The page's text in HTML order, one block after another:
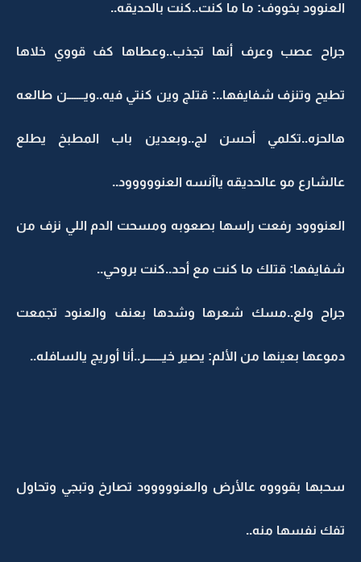
العنوود بخووف: ما ما كنت..كنت بالحديقه..
جراح عصب وعرف أنها تجذب..وعطاها كف قووي خلاها
تطيح وتنزف شفايفها..: قتلج وين كنتي فيه..ويـــــــن طالعه
هالحزه..تكلمي أحسن لج..وبعدين باب المطبخ يطلع
عالشارع مو عالحديقه ياآنسه العنووووود..
العنووود رفعت راسها بصعوبه ومسحت الدم اللي نزف من
شفايفها: قتلك ما كنت مع أحد..كنت بروحي..
جراح ولع..مسك شعرها وشدها بعنف والعنود تجمعت
دموعها بعينها من الألم: يصير خيـــــــر..أنا أوريج يالسافله..
سحبها بقوووه عالأرض والعنووووود تصارخ وتبجي وتحاول
تفك نفسها منه..